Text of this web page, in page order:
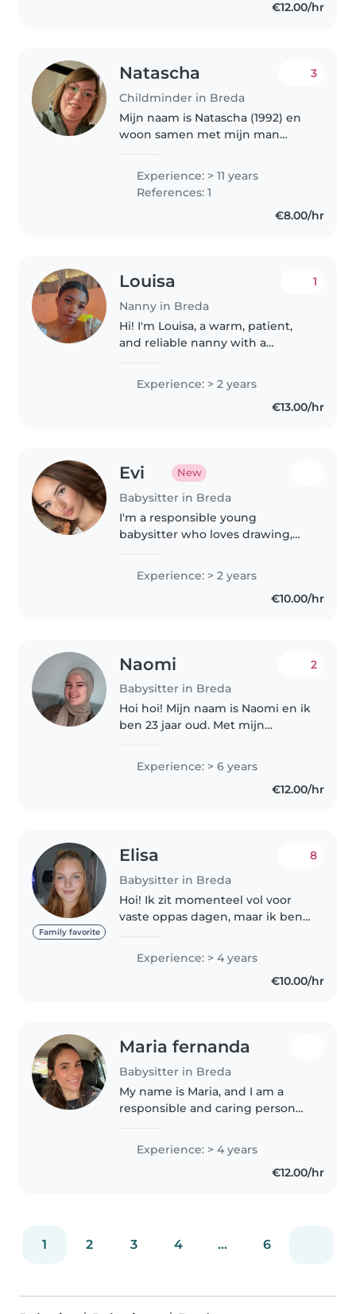
€12.00/hr
Natascha
Childminder in Breda
3
Mijn naam is Natascha (1992) en
woon samen met mijn man
hond (2018) Na een aantal jaar
werkzaam te zijn geweest op
een BSO & KDV heb ik de stap
Experience: > 11 years
References: 1
€8.00/hr
Louisa
Nanny in Breda
1
Hi! I'm Louisa, a warm, patient,
and reliable nanny with a
teacher. I love helping children
learn, laugh, and grow through
creative play, reading, arts..
Experience: > 2 years
€13.00/hr
Evi New
Babysitter in Breda
I'm a responsible young
babysitter who loves drawing,
experience, I love to cook, do
light chores. Fluent in Dutch
Experience: > 2 years
€10.00/hr
Naomi
Babysitter in Breda
2
Hoi hoi! Mijn naam is Naomi en ik
ben 23 jaar oud. Met mijn
medewerker niveau 4 diploma,
ben ik al 4 jaar werkzaam in de
kinderopvang! Ik sta op een
Experience: > 6 years
€12.00/hr
Family favorite
Elisa
Babysitter in Breda
8
Hoi! Ik zit momenteel vol voor
vaste oppas dagen, maar ik ben
passen op momenten dat ik vrij
ben. ook mogelijk als event
Experience: > 4 years
€10.00/hr
Maria fernanda
Babysitter in Breda
My name is Maria, and I am a
responsible and caring person
children. I have previous
experience working as a
babysitter, where I learned the
Experience: > 4 years
€12.00/hr
1 2 3 4 ... 6